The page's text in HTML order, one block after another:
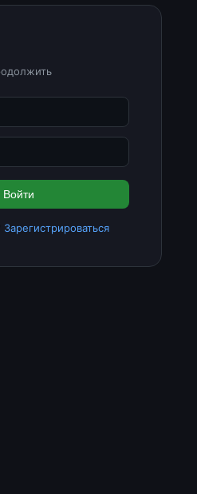
Войти
Зарегистрироваться